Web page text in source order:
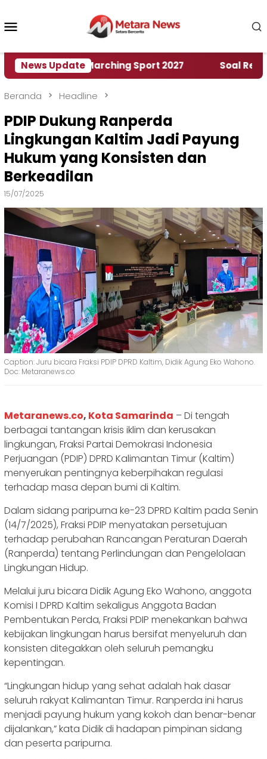
konten
News Update
World Marching Sport 2027 ‎Soal Rencana
Beranda Headline
PDIP Dukung Ranperda
Lingkungan Kaltim Jadi Payung
Hukum yang Konsisten dan
Berkeadilan
15/07/2025
Caption: Juru bicara Fraksi PDIP DPRD Kaltim, Didik Agung Eko Wahono.
Doc: Metaranews.co
Metaranews.co, Kota Samarinda – Di tengah
berbagai tantangan krisis iklim dan kerusakan
lingkungan, Fraksi Partai Demokrasi Indonesia
Perjuangan (PDIP) DPRD Kalimantan Timur (Kaltim)
menyerukan pentingnya keberpihakan regulasi
terhadap masa depan bumi di Kaltim.
Dalam sidang paripurna ke-23 DPRD Kaltim pada Senin
(14/7/2025), Fraksi PDIP menyatakan persetujuan
terhadap perubahan Rancangan Peraturan Daerah
(Ranperda) tentang Perlindungan dan Pengelolaan
Lingkungan Hidup.
Melalui juru bicara Didik Agung Eko Wahono, anggota
Komisi I DPRD Kaltim sekaligus Anggota Badan
Pembentukan Perda, Fraksi PDIP menekankan bahwa
kebijakan lingkungan harus bersifat menyeluruh dan
konsisten ditegakkan oleh seluruh pemangku
kepentingan.
“Lingkungan hidup yang sehat adalah hak dasar
seluruh rakyat Kalimantan Timur. Ranperda ini harus
menjadi payung hukum yang kokoh dan benar-benar
dijalankan,” kata Didik di hadapan pimpinan sidang
dan peserta paripurna.